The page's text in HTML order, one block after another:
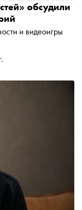
обсудили
и видеоигры